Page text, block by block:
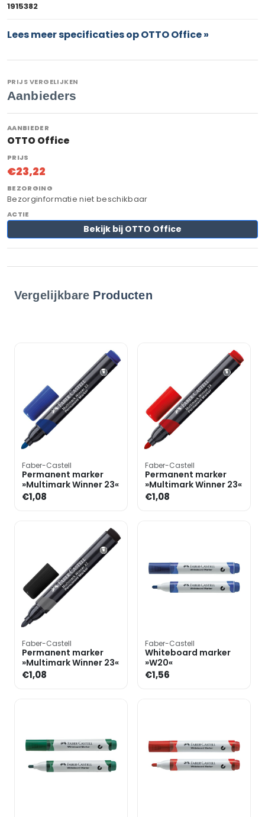
1915382
Lees meer specificaties op OTTO Office »
PRIJS VERGELIJKEN
Aanbieders
OTTO Office
€23,22
Bezorginformatie niet beschikbaar
Bekijk bij OTTO Office
Vergelijkbare Producten
Faber-Castell
Permanent marker
»Multimark Winner 23«
€1,08
Faber-Castell
Permanent marker
»Multimark Winner 23«
€1,08
Faber-Castell
Permanent marker
»Multimark Winner 23«
€1,08
Faber-Castell
Whiteboard marker
»W20«
€1,56